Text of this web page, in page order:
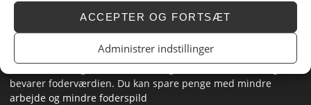
ACCEPTER OG FORTSÆT
Administrer indstillinger
Silage Safe
Silage Safe hjælper kvægavlere med at dække deres foder på
bevarer foderværdien. Du kan spare penge med mindre
arbejde og mindre foderspild